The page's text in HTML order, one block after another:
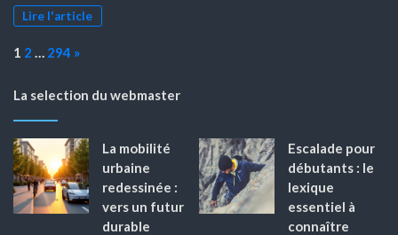
Lire l'article
Page:
1 2 … 294 Next
»
La selection du webmaster
La mobilité
urbaine
redessinée :
vers un futur
durable
Escalade pour
débutants : le
lexique
essentiel à
connaître